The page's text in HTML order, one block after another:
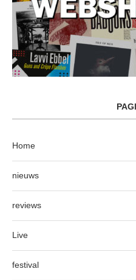
Home
nieuws
reviews
Live
festival